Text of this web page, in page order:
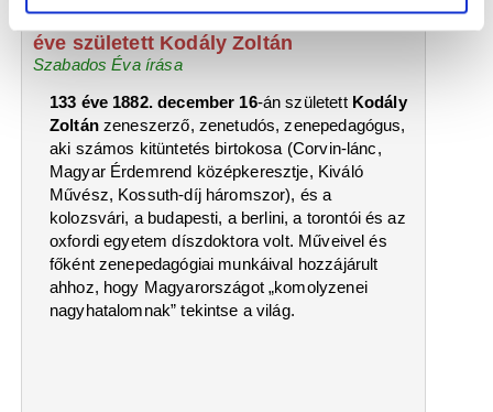
Aki zenével emelte a lelkeket... – 133
éve született Kodály Zoltán
Szabados Éva írása
133 éve 1882. december 16-án született Kodály
Zoltánzeneszerző, zenetudós, zenepedagógus,
aki számos kitüntetés birtokosa (Corvin-lánc,
Magyar Érdemrend középkeresztje, Kiváló
Művész, Kossuth-díj háromszor), és a
kolozsvári, a budapesti, a berlini, a torontói és az
oxfordi egyetem díszdoktora volt. Műveivel és
főként zenepedagógiai munkáival hozzájárult
ahhoz, hogy Magyarországot „komolyzenei
nagyhatalomnak” tekintse a világ.